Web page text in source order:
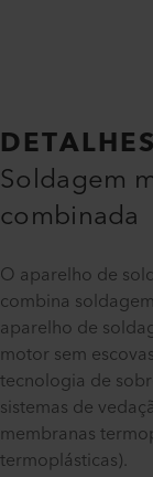
DETALHES
Soldagem
combinada
O aparelho de
combina
aparelho de
motor sem
tecnologia de
sistemas de
membranas
termoplásticas).